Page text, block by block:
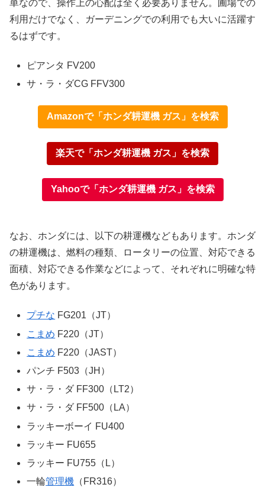
単なので、操作上の心配は全く必要ありません。圃場での
利用だけでなく、ガーデニングでの利用でも大いに活躍す
るはずです。
ピアンタ FV200
サ・ラ・ダCG FFV300
Amazonで「ホンダ耕運機 ガス」を検索
楽天で「ホンダ耕運機 ガス」を検索
Yahooで「ホンダ耕運機 ガス」を検索
なお、ホンダには、以下の耕運機などもあります。ホンダ
の耕運機は、燃料の種類、ロータリーの位置、対応できる
面積、対応できる作業などによって、それぞれに明確な特
色があります。
プチな FG201（JT）
こまめ F220（JT）
こまめ F220（JAST）
パンチ F503（JH）
サ・ラ・ダ FF300（LT2）
サ・ラ・ダ FF500（LA）
ラッキーボーイ FU400
ラッキー FU655
ラッキー FU755（L）
一輪管理機 （FR316）